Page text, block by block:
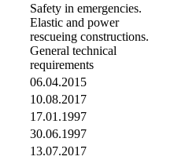
Safety in emergencies.
Elastic and power
rescueing constructions.
General technical
requirements
06.04.2015
10.08.2017
17.01.1997
30.06.1997
13.07.2017